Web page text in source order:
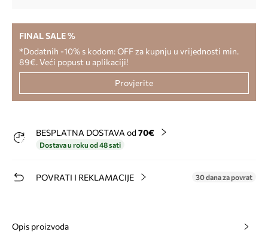
FINAL SALE %
*Dodatnih -10% s kodom: OFF za kupnju u vrijednosti min.
89€. Veći popust u aplikaciji!
Provjerite
BESPLATNA DOSTAVA od 70€
Dostava u roku od 48 sati
POVRATI I REKLAMACIJE 30 dana za povrat
Opis proizvoda